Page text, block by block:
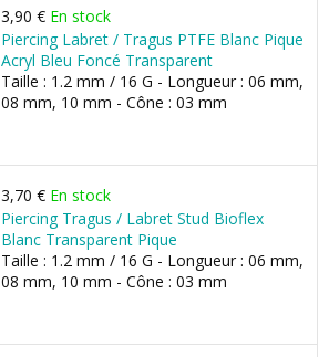
3,90 € En stock
Piercing Labret / Tragus PTFE Blanc Pique
Acryl Bleu Foncé Transparent
Taille : 1.2 mm / 16 G - Longueur : 06 mm,
08 mm, 10 mm - Cône : 03 mm
3,70 € En stock
Piercing Tragus / Labret Stud Bioflex
Blanc Transparent Pique
Taille : 1.2 mm / 16 G - Longueur : 06 mm,
08 mm, 10 mm - Cône : 03 mm